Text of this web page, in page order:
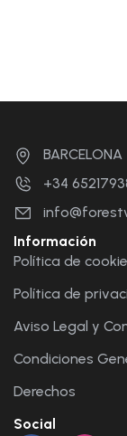
BARCELONA
+34
Información
Política de
Política de
Aviso Legal y
Condiciones
Derechos
Social